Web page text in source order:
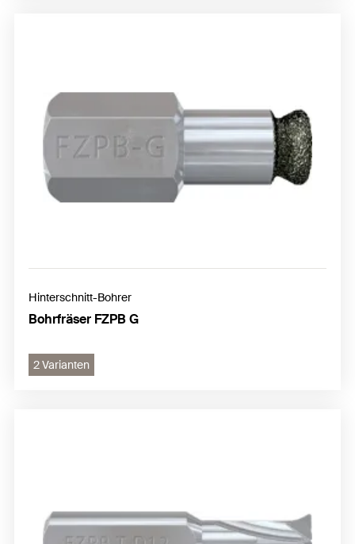
Hinterschnitt-Bohrer
Bohrfräser FZPB G
2 Varianten